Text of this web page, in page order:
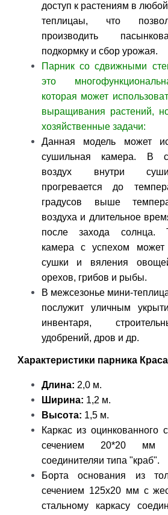
доступ к растениям в
теплицаы, что
производить
подкормку и сбор урожая.
Парник со сдвижными
это
которая может
выращивания растений,
хозяйственные задачи:
Данная модель может
сушильная камера. В
воздух внутри
прогревается до
градусов выше
воздуха и длительное
после захода солнца.
камера с успехом может
сушки и вяления
орехов, грибов и рыбы.
В межсезонье мини-
послужит уличным
инвентаря,
удобрений, дров и др.
Характеристики парника
Длина: 2,0 м.
Ширина: 1,2 м.
Высота: 1,5 м.
Каркас из оцинкованного
сечением 20*20 мм
соединителяи типа "краб".
Борта основания из
сечением 125х20 мм с
стальному каркасу